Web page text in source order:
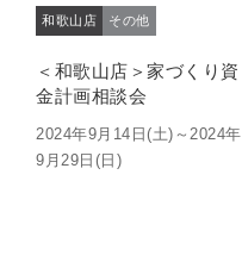
和歌山店 その他
＜和歌山店＞家づくり資
金計画相談会
2024年9月14日(土)～2024年
9月29日(日)